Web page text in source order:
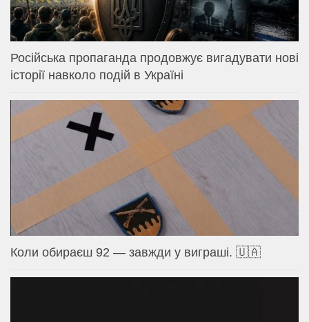
Російська пропаганда продовжує вигадувати нові
історії навколо подій в Україні
Коли обираєш 92 — завжди у виграші. 🇺🇦